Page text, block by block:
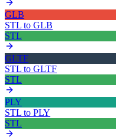
GLB
STL to GLB
STL
GLTF
STL to GLTF
STL
PLY
STL to PLY
STL